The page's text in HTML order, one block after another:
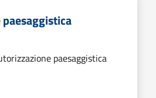
paesaggistica